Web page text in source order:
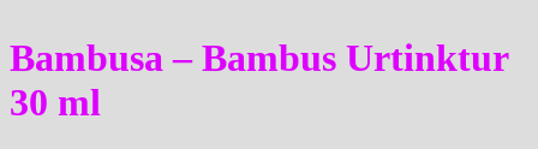
Bambusa – Bambus Urtinktur
30 ml